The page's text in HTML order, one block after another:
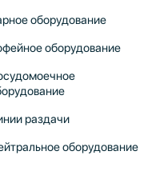
оборудование
оборудование
раздачи
оборудование